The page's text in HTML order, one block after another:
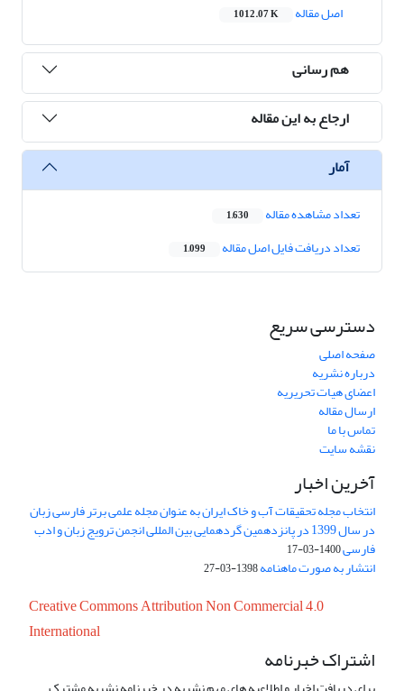
اصل مقاله
1012.07 K
هم رسانی
ارجاع به این مقاله
آمار
تعداد مشاهده مقاله 1,630
تعداد دریافت فایل اصل مقاله 1,099
دسترسی سریع
صفحه اصلی
درباره نشریه
اعضای هیات تحریریه
ارسال مقاله
تماس با ما
نقشه سایت
آخرین اخبار
انتخاب مجله تحقیقات آب و خاک ایران به عنوان مجله علمی برتر فارسی زبان
در سال 1399 در پانزدهمین گردهمایی بین المللی انجمن ترویج زبان و ادب
فارسی1400-03-17
انتشار به صورت ماهنامه1398-03-27
Creative Commons Attribution Non Commercial 4.0
International
اشتراک خبرنامه